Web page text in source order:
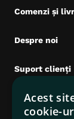
Comenzi și
Despre noi
Suport clienți
Date
Acest
cookie-